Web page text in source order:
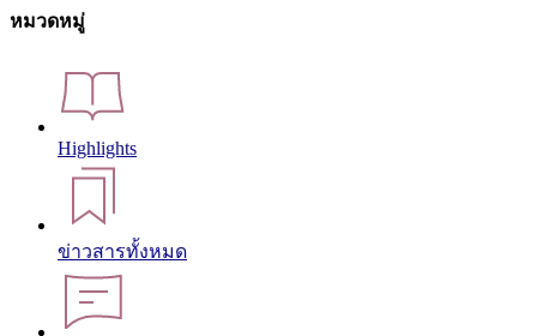
หมวดหมู่
Highlights
ข่าวสารทั้งหมด